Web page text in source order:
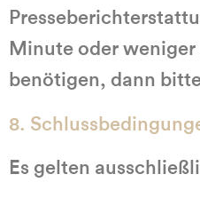
Minute oder
benötigen, dann
8.
Es gelten